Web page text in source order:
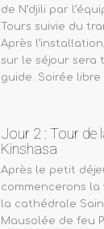
de N’djili par
Tours suivie du
Après
sur le séjour sera
guide. Soirée
Jour 2 : Tour de
Kinshasa
Après le petit
commencerons la
la cathédrale
Mausolée de feu